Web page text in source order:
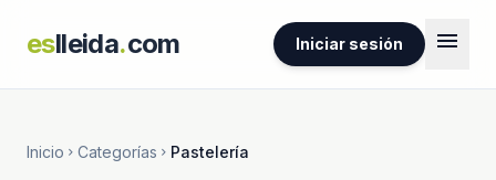
eslleida.com Iniciar sesión menu
Inicio chevron_right Categorías chevron_right Pastelería